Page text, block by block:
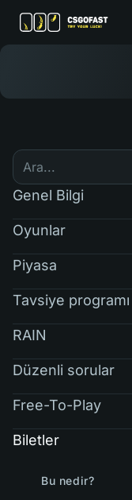
Genel Bilgi
Oyunlar
Piyasa
Tavsiye programı
RAIN
Düzenli sorular
Free-To-Play
Biletler
Bu nedir?